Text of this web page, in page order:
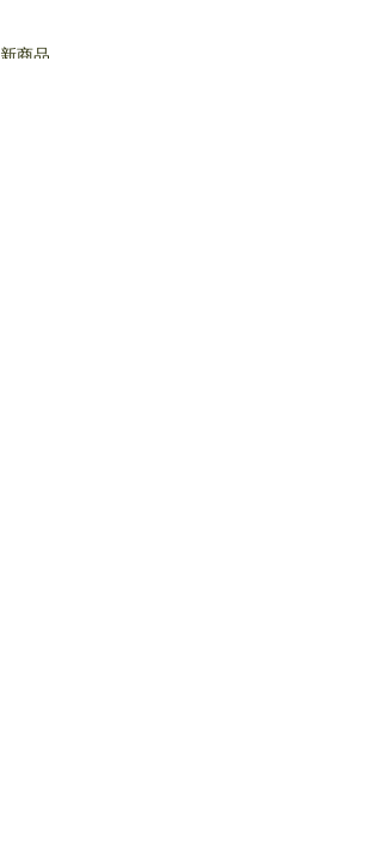
新商品